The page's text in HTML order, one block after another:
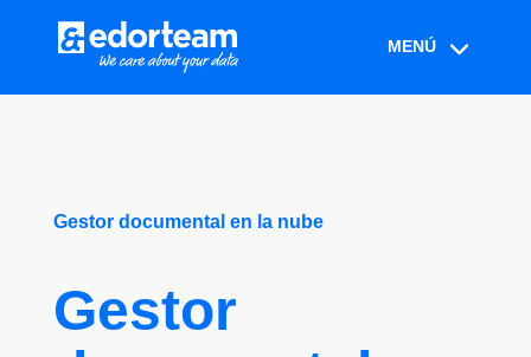
Gestor documental en la nube
Gestor